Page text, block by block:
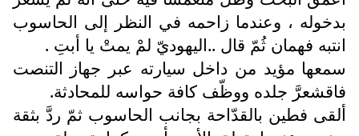
بدخوله ، وعندما زاحمه في النظر إلى الحاسوب
انتبه فهمان ثُمّ قال ..اليهوديّ لمْ يمتْ يا أبتِ .
سمعها مؤيد من داخل سيارته عبر جهاز التنصت
فاقشعرَّ جلده ووظّف كافة حواسه للمحادثة.
ألقى فطين بالقدّاحة بجانب الحاسوب ثمّ ردَّ بثقة